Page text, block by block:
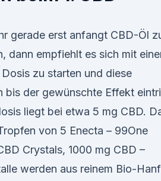
gerade erst anfangt CBD-Öl
dann empfiehlt es sich mit
zu starten und diese
bis der gewünschte Effekt
liegt bei etwa 5 mg CBD.
von 5 Enecta – 99One
Crystals, 1000 mg CBD –
werden aus reinem Bio-Hanf